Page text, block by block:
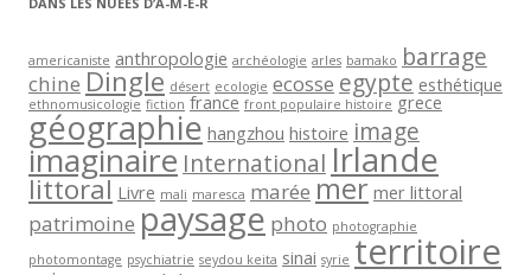
americaniste anthropologie archéologie arles bamako barrage
chine Dingle désert ecologie ecosse egypte esthétique
ethnomusicologie fiction france front populaire histoire grece
géographie hangzhou histoire image
imaginaire International Irlande
littoral Livre mali maresca marée mer mer littoral
patrimoine paysage photo photographie
photomontage psychiatrie seydou keita sinai syrie territoire